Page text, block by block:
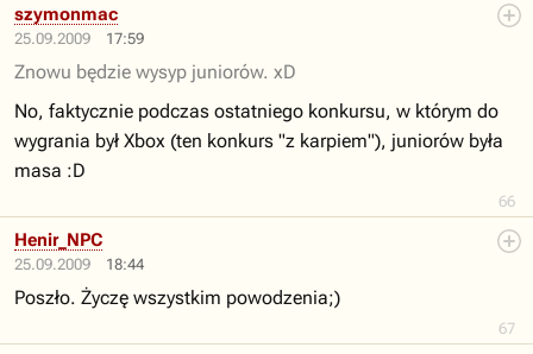
25.09.2009 17:59
66
szymonmac
Znowu będzie wysyp juniorów. xD
No, faktycznie podczas ostatniego konkursu, w którym do
wygrania był Xbox (ten konkurs "z karpiem"), juniorów była
masa :D
25.09.2009 18:44
67
Henir_NPC
Poszło. Życzę wszystkim powodzenia;)